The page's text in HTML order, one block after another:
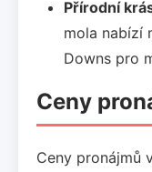
Přírodní
mola nabízí
Downs pro
Ceny
Ceny pronájmů